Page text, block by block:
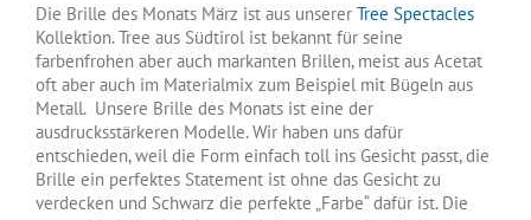
Die Brille des Monats März ist aus unserer Tree Spectacles
Kollektion. Tree aus Südtirol ist bekannt für seine
farbenfrohen aber auch markanten Brillen, meist aus Acetat
oft aber auch im Materialmix zum Beispiel mit Bügeln aus
Metall. Unsere Brille des Monats ist eine der
ausdrucksstärkeren Modelle. Wir haben uns dafür
entschieden, weil die Form einfach toll ins Gesicht passt, die
Brille ein perfektes Statement ist ohne das Gesicht zu
verdecken und Schwarz die perfekte „Farbe“ dafür ist. Die